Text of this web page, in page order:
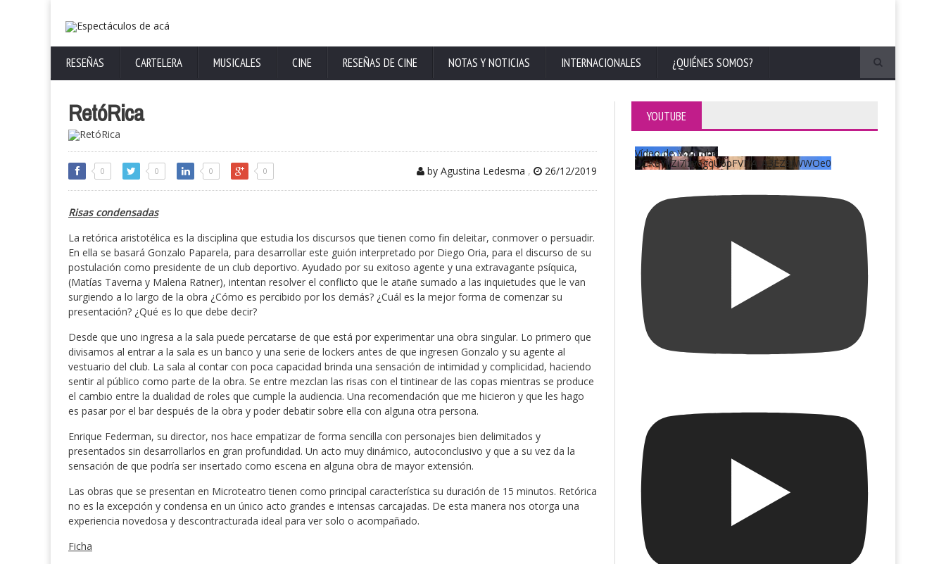
RESEÑAS CARTELERA MUSICALES CINE RESEÑAS DE CINE NOTAS Y NOTICIAS INTERNACIONALES ¿QUIÉNES SOMOS?
RetóRica
0 0 0 0 by Agustina Ledesma , 26/12/2019
Risas condensadas
La retórica aristotélica es la disciplina que estudia los discursos que tienen como fin deleitar, conmover o persuadir.
En ella se basará Gonzalo Paparela, para desarrollar este guión interpretado por Diego Oria, para el discurso de su
postulación como presidente de un club deportivo. Ayudado por su exitoso agente y una extravagante psíquica,
(Matías Taverna y Malena Ratner), intentan resolver el conflicto que le atañe sumado a las inquietudes que le van
surgiendo a lo largo de la obra ¿Cómo es percibido por los demás? ¿Cuál es la mejor forma de comenzar su
presentación? ¿Qué es lo que debe decir?
Desde que uno ingresa a la sala puede percatarse de que está por experimentar una obra singular. Lo primero que
divisamos al entrar a la sala es un banco y una serie de lockers antes de que ingresen Gonzalo y su agente al
vestuario del club. La sala al contar con poca capacidad brinda una sensación de intimidad y complicidad, haciendo
sentir al público como parte de la obra. Se entre mezclan las risas con el tintinear de las copas mientras se produce
el cambio entre la dualidad de roles que cumple la audiencia. Una recomendación que me hicieron y que les hago
es pasar por el bar después de la obra y poder debatir sobre ella con alguna otra persona.
Enrique Federman, su director, nos hace empatizar de forma sencilla con personajes bien delimitados y
presentados sin desarrollarlos en gran profundidad. Un acto muy dinámico, autoconclusivo y que a su vez da la
sensación de que podría ser insertado como escena en alguna obra de mayor extensión.
Las obras que se presentan en Microteatro tienen como principal característica su duración de 15 minutos. Retórica
no es la excepción y condensa en un único acto grandes e intensas carcajadas. De esta manera nos otorga una
experiencia novedosa y descontracturada ideal para ver solo o acompañado.
Ficha
YOUTUBE
Vídeo de YouTube
UCKqYjiZi7lzy6gqU6pFVFiA_A3EZ9JWWOe0